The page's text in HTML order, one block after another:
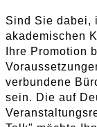
Sind Sie dabei,
akademischen
Ihre Promotion
verbundene
sein. Die auf